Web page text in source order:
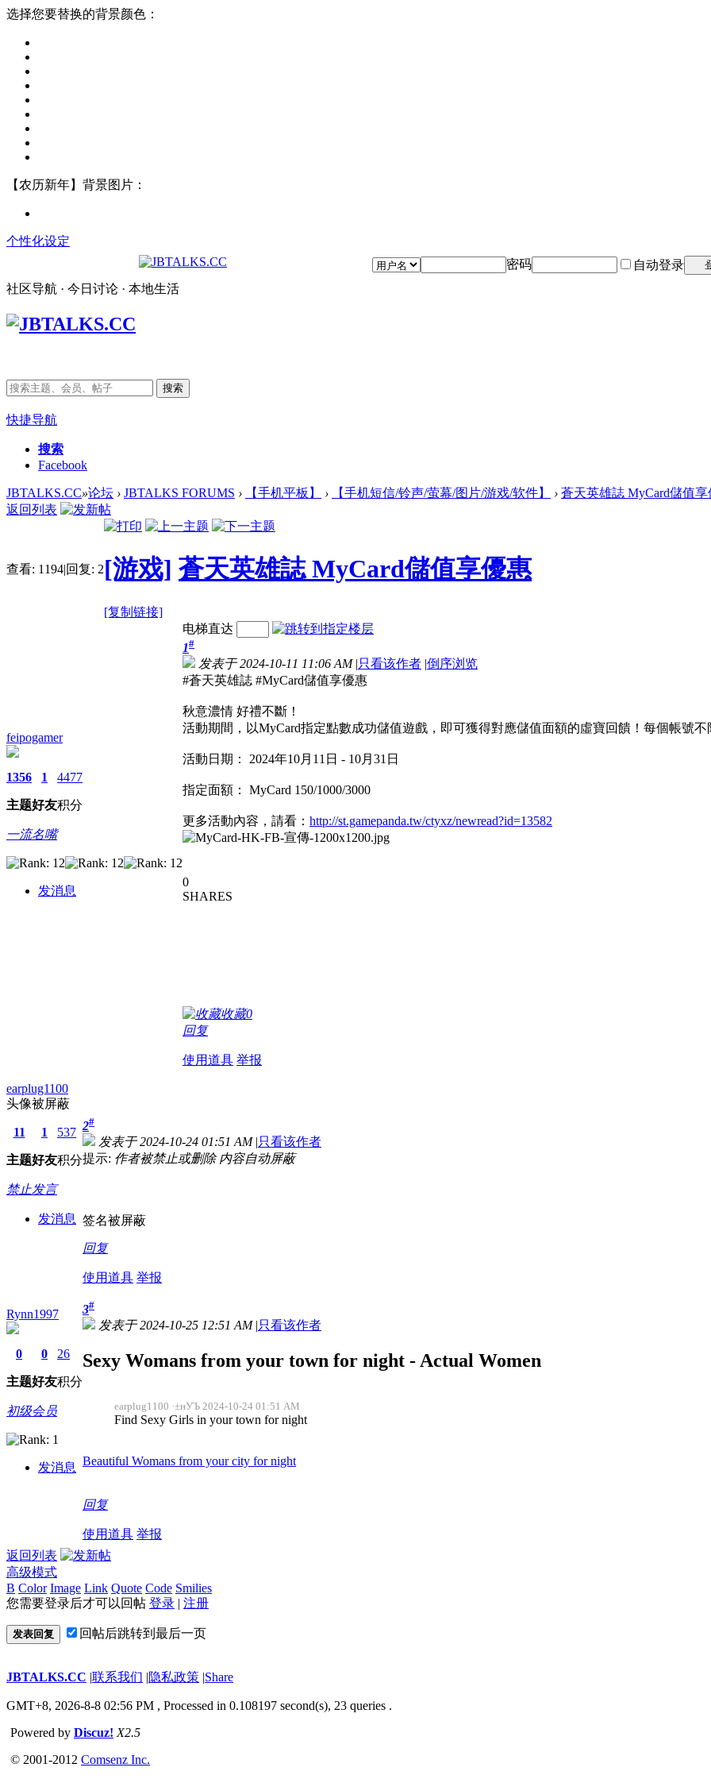
选择您要替换的背景颜色：
【农历新年】背景图片：
个性化设定
密码
自动登录
社区导航 · 今日讨论 · 本地生活
搜索
快捷导航
搜索
Facebook
JBTALKS.CC»论坛 › JBTALKS FORUMS › 【手机平板】 › 【手机短信/铃声/萤幕/图片/游戏/软件】 › 蒼天英雄誌 MyCard儲值享
返回列表
查看: 1194|回复: 2[游戏] 蒼天英雄誌 MyCard儲值享優惠
[复制链接]
feipogamer
1356
主题
1
好友
4477
积分
一流名嘴
发消息
电梯直达
1#
发表于 2024-10-11 11:06 AM |只看该作者 |倒序浏览
#蒼天英雄誌 #MyCard儲值享優惠
秋意濃情 好禮不斷！
活動期間，以MyCard指定點數成功儲值遊戲，即可獲得對應儲值面額的虛寶回饋！每個帳號
活動日期： 2024年10月11日 - 10月31日
指定面額： MyCard 150/1000/3000
更多活動內容，請看： http://st.gamepanda.tw/ctyxz/newread?id=13582
0
SHARES
收藏0
回复
使用道具 举报
earplug1100
头像被屏蔽
11
主题
1
好友
537
积分
禁止发言
发消息
2#
发表于 2024-10-24 01:51 AM |只看该作者
提示: 作者被禁止或删除 内容自动屏蔽
签名被屏蔽
回复
使用道具 举报
Rynn1997
0
主题
0
好友
26
积分
初级会员
发消息
3#
发表于 2024-10-25 12:51 AM |只看该作者
Sexy Womans from your town for night - Actual Women
earplug1100 ·±нУЪ 2024-10-24 01:51 AM
Find Sexy Girls in your town for night
Beautiful Womans from your city for night
回复
使用道具 举报
返回列表
高级模式
B Color Image Link Quote Code Smilies
您需要登录后才可以回帖 登录 | 注册
发表回复 回帖后跳转到最后一页
JBTALKS.CC |联系我们 |隐私政策 |Share
GMT+8, 2026-8-8 02:56 PM , Processed in 0.108197 second(s), 23 queries .
Powered by Discuz! X2.5
© 2001-2012 Comsenz Inc.